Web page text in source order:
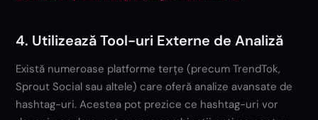
4. Utilizează Tool-uri Externe de Analiză
Există numeroase platforme terțe (precum TrendTok,
Sprout Social sau altele) care oferă analize avansate de
hashtag-uri. Acestea pot prezice ce hashtag-uri vor